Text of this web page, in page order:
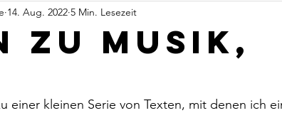
zu Musik,
14. Aug. 2022 5 Min. Lesezeit
einer kleinen Serie von Texten, mit denen ich